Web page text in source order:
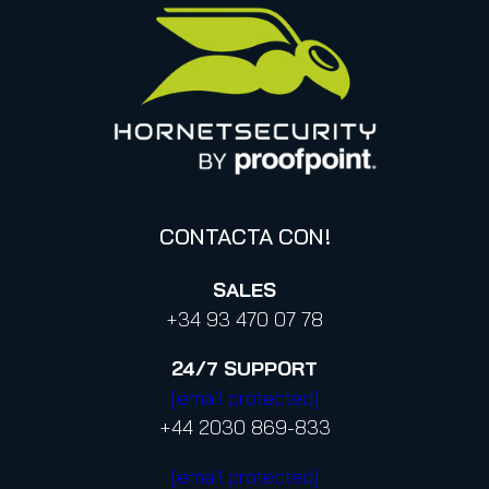
Código de conducta y Código ético
Declaración de privacidad para los contactos de
CONTACTA CON!
SALES
+34 93 470 07 78
24/7 SUPPORT
[email protected]
+44 2030 869-833
[email protected]